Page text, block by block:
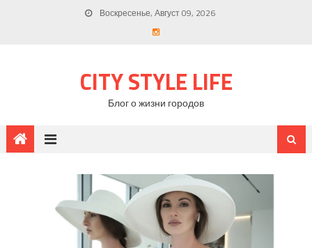
Воскресенье, Август 09, 2026
CITY STYLE LIFE
Блог о жизни городов